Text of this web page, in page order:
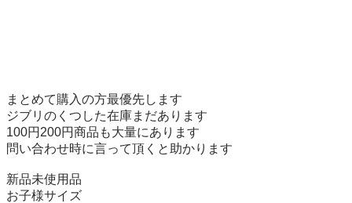
まとめて購入の方最優先します
ジブリのくつした在庫まだあります
100円200円商品も大量にあります
問い合わせ時に言って頂くと助かります
新品未使用品
お子様サイズ